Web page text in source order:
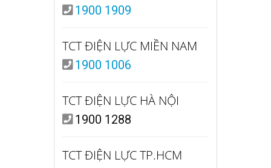
1900 1909
TCT ĐIỆN LỰC MIỀN NAM
1900 1006
TCT ĐIỆN LỰC HÀ NỘI
1900 1288
TCT ĐIỆN LỰC TP.HCM